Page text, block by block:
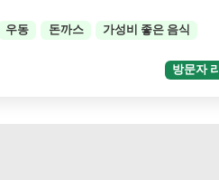
우동 돈까스 가성비 좋은 음식
방문자